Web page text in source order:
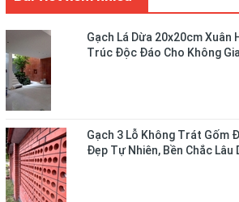
Gạch Lá Dừa 20x20cm Xuân
Trúc Độc Đáo Cho Không
Gạch 3 Lỗ Không Trát Gốm
Đẹp Tự Nhiên, Bền Chắc Lâu